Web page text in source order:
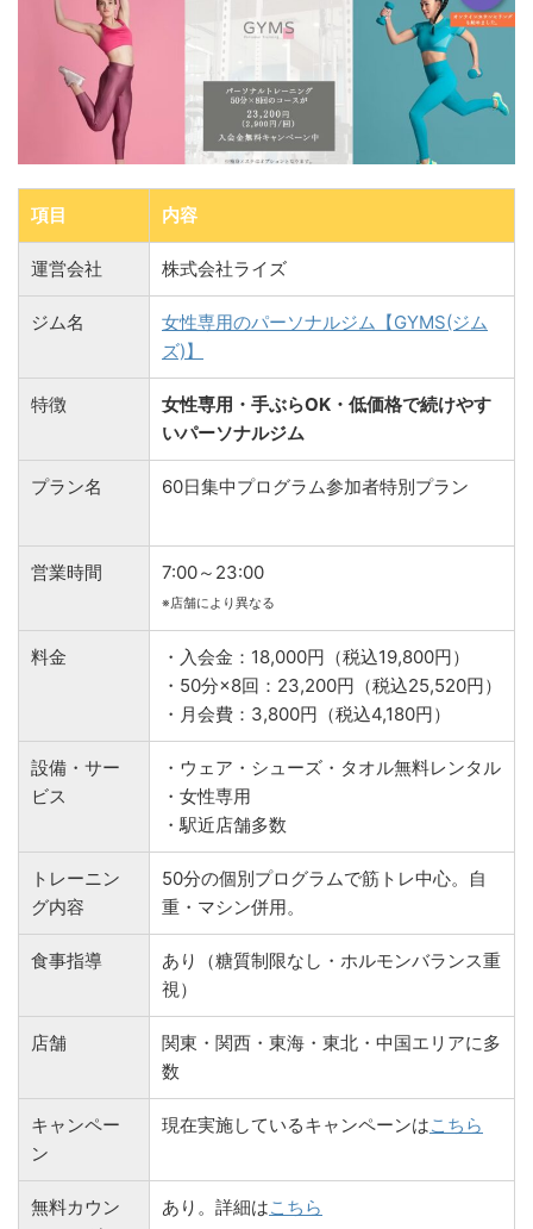
項目 内容
運営会社 株式会社ライズ
ジム名
女性専用のパーソナルジム【GYMS(ジム
ズ)】
特徴
女性専用・手ぶらOK・低価格で続けやす
いパーソナルジム
プラン名 60日集中プログラム参加者特別プラン
営業時間 7:00～23:00
※店舗により異なる
料金
・入会金：18,000円（税込19,800円）
・50分×8回：23,200円（税込25,520円）
・月会費：3,800円（税込4,180円）
設備・サー
ビス
・ウェア・シューズ・タオル無料レンタル
・女性専用
・駅近店舗多数
トレーニン
グ内容
50分の個別プログラムで筋トレ中心。自
重・マシン併用。
食事指導
あり（糖質制限なし・ホルモンバランス重
視）
店舗
関東・関西・東海・東北・中国エリアに多
数
キャンペー
ン
現在実施しているキャンペーンはこちら
無料カウン
あり。詳細はこちら